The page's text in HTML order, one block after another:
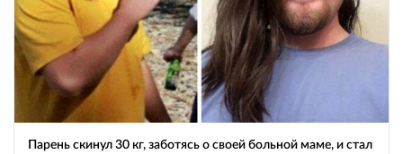
Парень скинул 30 кг, заботясь о своей больной маме, и стал